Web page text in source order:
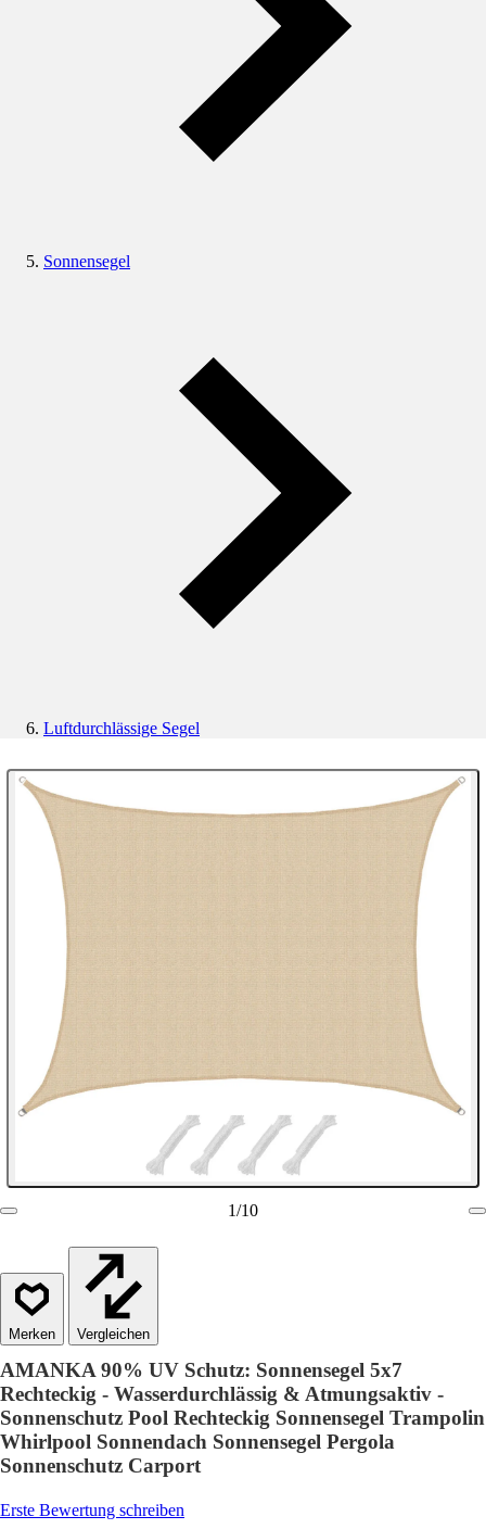
Sonnensegel
Luftdurchlässige Segel
1/10
Vergleichen
AMANKA 90% UV Schutz: Sonnensegel 5x7
Rechteckig - Wasserdurchlässig & Atmungsaktiv -
Sonnenschutz Pool Rechteckig Sonnensegel Trampolin
Whirlpool Sonnendach Sonnensegel Pergola
Sonnenschutz Carport
Erste Bewertung schreiben